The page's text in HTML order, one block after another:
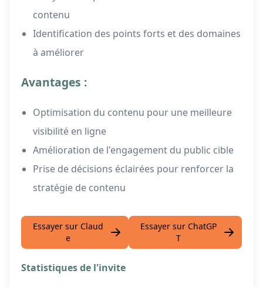
contenu
Identification des points forts et des domaines
à améliorer
Avantages :
Optimisation du contenu pour une meilleure
visibilité en ligne
Amélioration de l'engagement du public cible
Prise de décisions éclairées pour renforcer la
stratégie de contenu
Essayer sur Claud
e
Essayer sur ChatGP
T
Statistiques de l'invite